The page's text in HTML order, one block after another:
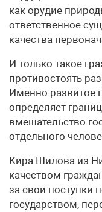
как орудие
ответственное
качества
И только такое
противостоять
Именно развитое
определяет
вмешательство
отдельного
Кира Шилова из
качеством
за свои поступки
государством,